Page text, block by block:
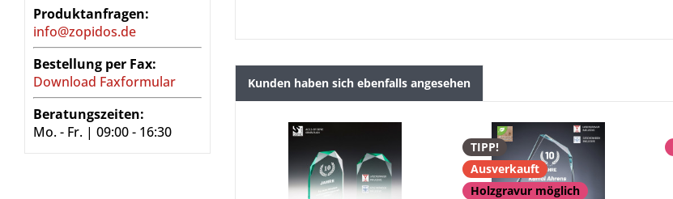
Produktanfragen:
info@zopidos.de
Bestellung per Fax:
Download Faxformular
Beratungszeiten:
Mo. - Fr. | 09:00 - 16:30
Kunden haben sich ebenfalls angesehen
TIPP!
Ausverkauft
Holzgravur möglich